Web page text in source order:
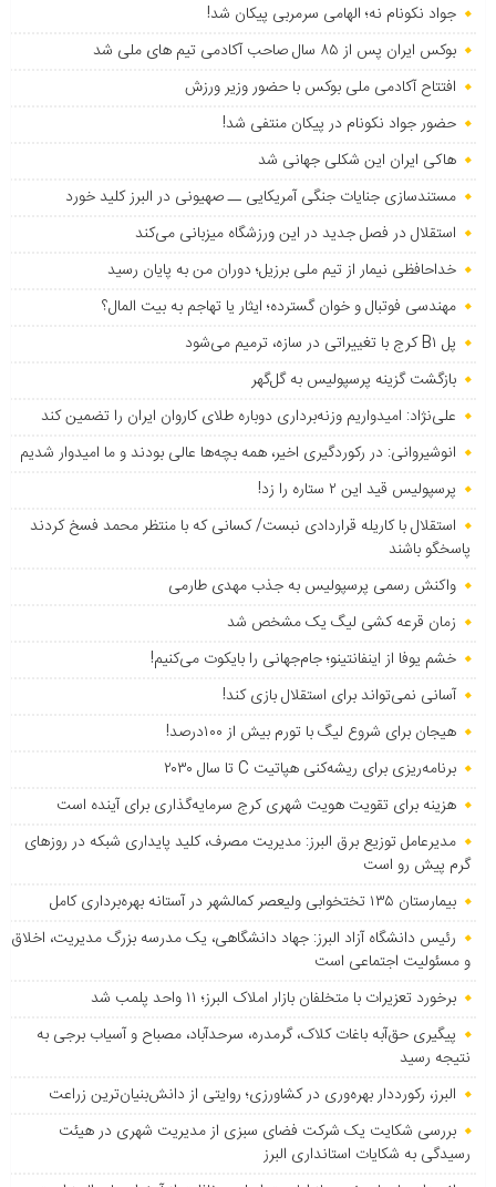
جواد نکونام نه؛ الهامی سرمربی پیکان شد!
بوکس ایران پس از ۸۵ سال صاحب آکادمی تیم های ملی شد
افتتاح آکادمی ملی بوکس با حضور وزیر ورزش
حضور جواد نکونام در پیکان منتفی شد!
هاکی ایران این شکلی جهانی شد
مستندسازی جنایات جنگی آمریکایی ــ صهیونی در البرز کلید خورد
استقلال در فصل جدید در این ورزشگاه میزبانی می‌کند
خداحافظی نیمار از تیم ملی برزیل؛ دوران من به پایان رسید
مهندسی فوتبال و خوان گسترده؛ ایثار یا تهاجم به بیت المال؟
پل B۱ کرج با تغییراتی در سازه، ترمیم می‌شود
بازگشت گزینه پرسپولیس به ‌گل‌گهر
علی‌نژاد: امیدواریم وزنه‌برداری دوباره طلای کاروان ایران را تضمین کند
انوشیروانی: در رکوردگیری اخیر، همه بچه‌ها عالی بودند و ما امیدوار شدیم
پرسپولیس قید این ۲ ستاره را زد!
استقلال با کاریله قراردادی نبست/ کسانی که با منتظر محمد فسخ کردند
پاسخگو باشند
واکنش رسمی پرسپولیس به جذب مهدی طارمی
زمان قرعه کشی لیگ یک مشخص شد
خشم یوفا از اینفانتینو؛ جام‌جهانی را بایکوت می‌کنیم!
آسانی نمی‌تواند برای استقلال بازی کند!
هیجان برای شروع لیگ با تورم بیش از ۱۰۰درصد!
برنامه‌ریزی برای ریشه‌کنی هپاتیت C تا سال ۲۰۳۰
هزینه برای تقویت هویت شهری کرج سرمایه‌گذاری برای آینده است
مدیرعامل توزیع برق البرز: مدیریت مصرف، کلید پایداری شبکه در روزهای
گرم پیش رو است
بیمارستان ۱۳۵ تختخوابی ولیعصر کمالشهر در آستانه بهره‌برداری کامل
رئیس دانشگاه آزاد البرز: جهاد دانشگاهی، یک مدرسه بزرگ مدیریت، اخلاق
و مسئولیت اجتماعی است
برخورد تعزیرات با متخلفان بازار املاک البرز؛ ۱۱ واحد پلمب شد
پیگیری حق‌آبه باغات کلاک، گرمدره، سرحدآباد، مصباح و آسیاب برجی به
نتیجه رسید
البرز، رکورددار بهره‌وری در کشاورزی؛ روایتی از دانش‌بنیان‌ترین زراعت
بررسی شکایت یک شرکت فضای سبزی از مدیریت شهری در هیئت
رسیدگی به شکایات استانداری البرز